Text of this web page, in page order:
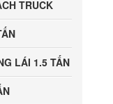
TRUCK
LÁI 1.5 TẤN